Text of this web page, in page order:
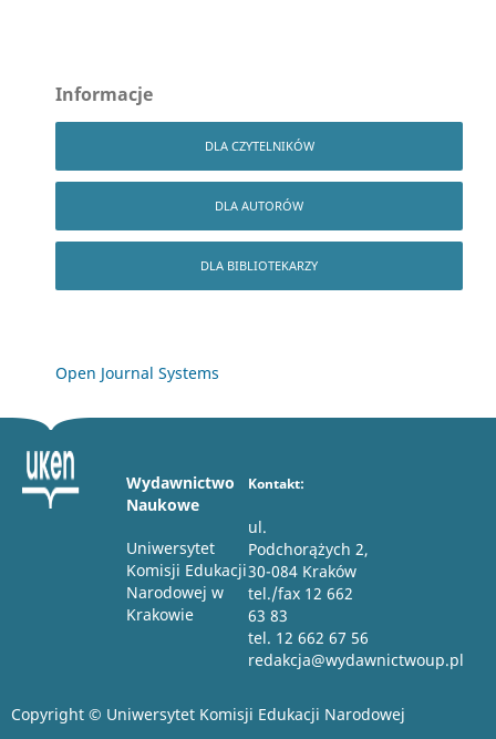
Informacje
DLA CZYTELNIKÓW
DLA AUTORÓW
DLA BIBLIOTEKARZY
Open Journal Systems
Wydawnictwo
Naukowe
Uniwersytet
Komisji Edukacji
Narodowej w
Krakowie
Kontakt:
ul.
Podchorążych 2,
30-084 Kraków
tel./fax 12 662
63 83
tel. 12 662 67 56
redakcja@wydawnictwoup.pl
Copyright © Uniwersytet Komisji Edukacji Narodowej